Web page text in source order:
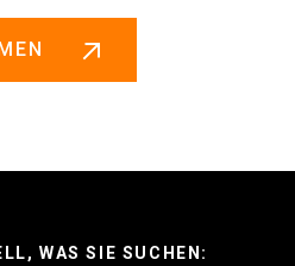
WAS SIE SUCHEN: